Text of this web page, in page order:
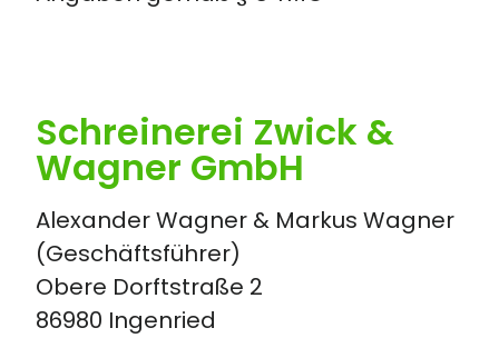
Schreinerei Zwick &
Wagner GmbH
Alexander Wagner & Markus Wagner
(Geschäftsführer)
Obere Dorftstraße 2
86980 Ingenried